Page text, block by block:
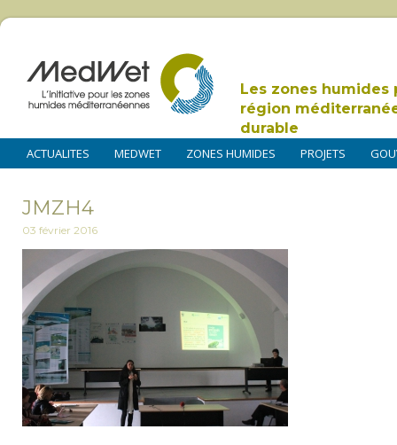
Les zones humides
région
durable
ACTUALITES MEDWET ZONES HUMIDES PROJETS
JMZH4
03 février 2016